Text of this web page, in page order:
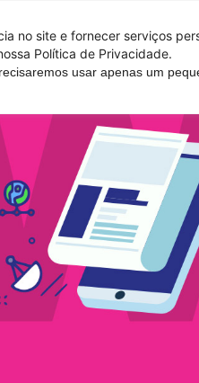
no site e fornecer serviços
Política de Privacidade.
usar apenas um
Tire suas dúvidas